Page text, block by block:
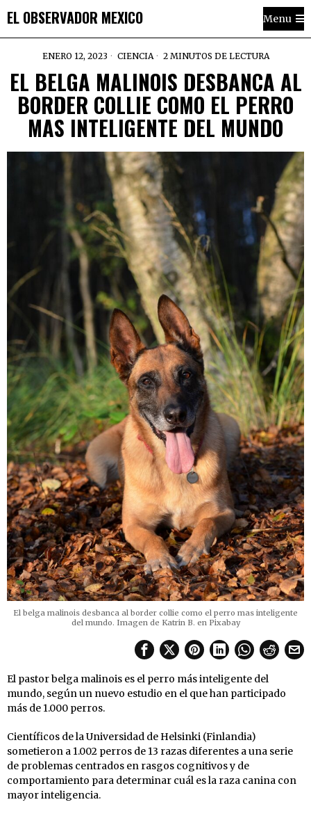
EL OBSERVADOR MEXICO Menu
ENERO 12, 2023 CIENCIA 2 MINUTOS DE LECTURA
EL BELGA MALINOIS DESBANCA AL
BORDER COLLIE COMO EL PERRO
MAS INTELIGENTE DEL MUNDO
El belga malinois desbanca al border collie como el perro mas inteligente
del mundo. Imagen de Katrin B. en Pixabay
El pastor belga malinois es el perro más inteligente del
mundo, según un nuevo estudio en el que han participado
más de 1.000 perros.
Científicos de la Universidad de Helsinki (Finlandia)
sometieron a 1.002 perros de 13 razas diferentes a una serie
de problemas centrados en rasgos cognitivos y de
comportamiento para determinar cuál es la raza canina con
mayor inteligencia.